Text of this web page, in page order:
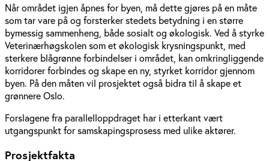
Når området igjen åpnes for byen, må dette gjøres på en måte
som tar vare på og forsterker stedets betydning i en større
bymessig sammenheng, både sosialt og økologisk. Ved å styrke
Veterinærhøgskolen som et økologisk krysningspunkt, med
sterkere blågrønne forbindelser i området, kan omkringliggende
korridorer forbindes og skape en ny, styrket korridor gjennom
byen. På den måten vil prosjektet også bidra til å skape et
grønnere Oslo.
Forslagene fra parallelloppdraget har i etterkant vært
utgangspunkt for samskapingsprosess med ulike aktører.
Prosjektfakta